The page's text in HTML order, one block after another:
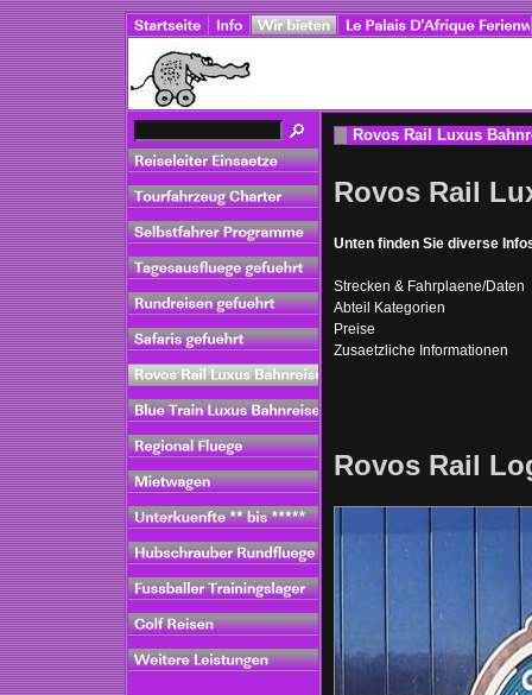
Rovos Rail Luxus
Rovos Rail
Unten finden Sie diverse
Strecken & Fahrplaene/Daten
Abteil Kategorien
Preise
Zusaetzliche Informationen
Rovos Rail